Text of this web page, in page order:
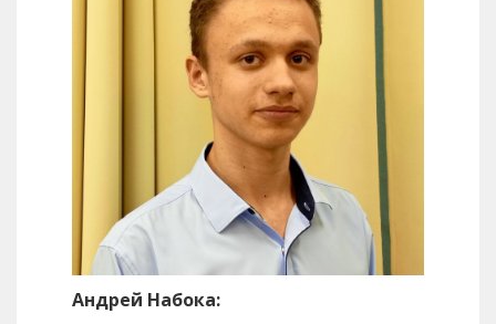
Андрей Набока: